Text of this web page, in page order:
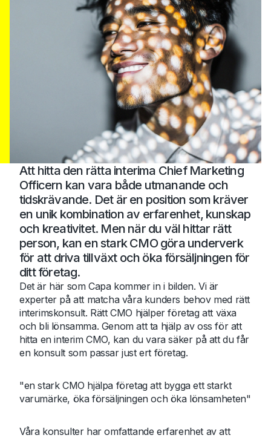
Att hitta den rätta interima Chief Marketing
Officern kan vara både utmanande och
tidskrävande. Det är en position som kräver
en unik kombination av erfarenhet, kunskap
och kreativitet. Men när du väl hittar rätt
person, kan en stark CMO göra underverk
för att driva tillväxt och öka försäljningen för
ditt företag.
Det är här som Capa kommer in i bilden. Vi är
experter på att matcha våra kunders behov med rätt
interimskonsult. Rätt CMO hjälper företag att växa
och bli lönsamma. Genom att ta hjälp av oss för att
hitta en interim CMO, kan du vara säker på att du får
en konsult som passar just ert företag.
"en stark CMO hjälpa företag att bygga ett starkt
varumärke, öka försäljningen och öka lönsamheten"
Våra konsulter har omfattande erfarenhet av att